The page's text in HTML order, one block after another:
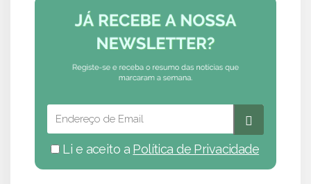
Li e aceito a Política de Privacidade